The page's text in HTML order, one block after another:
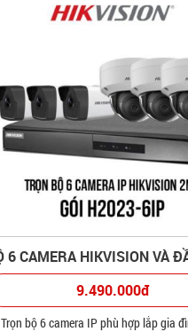
9.490.000đ
Trọn bộ 6 camera IP phù hợp lắp gia